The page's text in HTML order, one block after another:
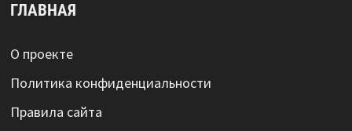
ГЛАВНАЯ
О проекте
Политика конфиденциальности
Правила сайта